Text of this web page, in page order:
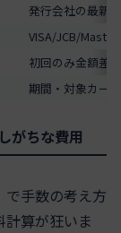
発行会社の最新
VISA/JCB/
初回のみ金額差
期間・対象カー
がちな費用
で手数の考え方
算が狂いま